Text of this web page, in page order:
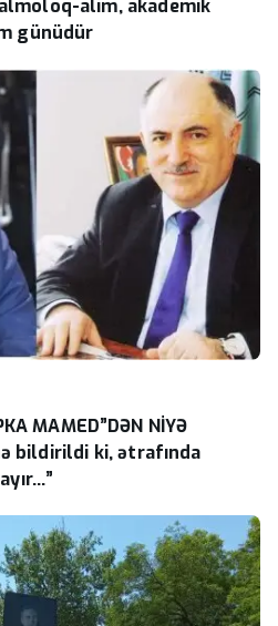
alim, akademik
günüdür
MAMED”DƏN NİYƏ
bildirildi ki, ətrafında